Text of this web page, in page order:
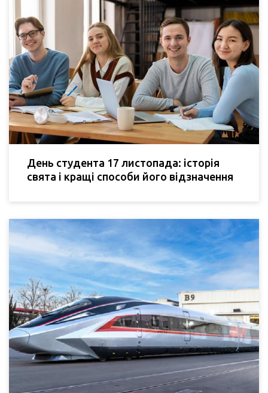
День студента 17 листопада: історія
свята і кращі способи його відзначення